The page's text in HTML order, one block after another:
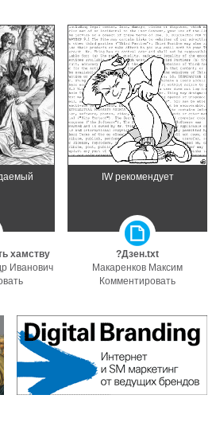
хамству
Иванович
IW рекомендует
?Дзен.txt
Макаренков Максим
Комментировать